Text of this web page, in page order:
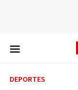
DEPORTES